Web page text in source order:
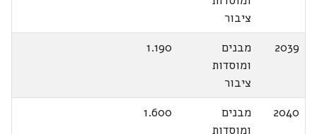
ציבור
2039
מבנים
ומוסדות
ציבור
1.190
2040
מבנים
ומוסדות
1.600